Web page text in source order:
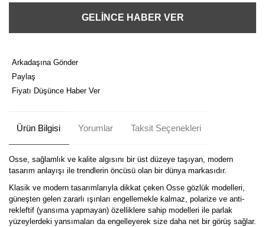
GELİNCE HABER VER
Arkadaşına Gönder
Paylaş
Fiyatı Düşünce Haber Ver
Ürün Bilgisi Yorumlar Taksit Seçenekleri
Osse, sağlamlık ve kalite algısını bir üst düzeye taşıyan, modern
tasarım anlayışı ile trendlerin öncüsü olan bir dünya markasıdır.
Klasik ve modern tasarımlarıyla dikkat çeken Osse gözlük modelleri,
güneşten gelen zararlı ışınları engellemekle kalmaz, polarize ve anti-
rekleftif (yansıma yapmayan) özelliklere sahip modelleri ile parlak
yüzeylerdeki yansımaları da engelleyerek size daha net bir görüş sağlar.